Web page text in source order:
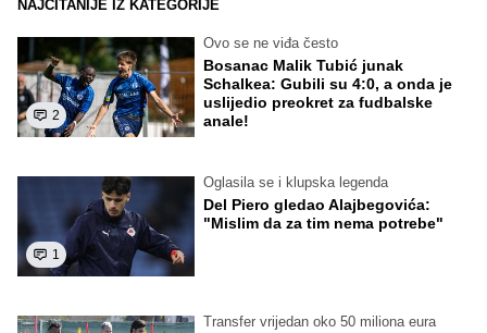
NAJČITANIJE IZ KATEGORIJE
2
Ovo se ne viđa često
Bosanac Malik Tubić junak
Schalkea: Gubili su 4:0, a onda je
uslijedio preokret za fudbalske
anale!
1
Oglasila se i klupska legenda
Del Piero gledao Alajbegovića:
"Mislim da za tim nema potrebe"
Transfer vrijedan oko 50 miliona eura